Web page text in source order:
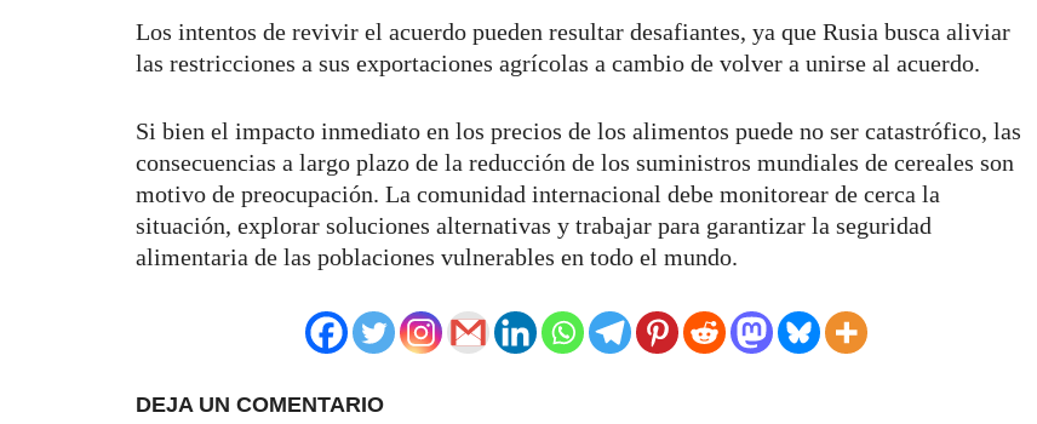
Los intentos de revivir el acuerdo pueden resultar desafiantes, ya que Rusia busca aliviar
las restricciones a sus exportaciones agrícolas a cambio de volver a unirse al acuerdo.
Si bien el impacto inmediato en los precios de los alimentos puede no ser catastrófico, las
consecuencias a largo plazo de la reducción de los suministros mundiales de cereales son
motivo de preocupación. La comunidad internacional debe monitorear de cerca la
situación, explorar soluciones alternativas y trabajar para garantizar la seguridad
alimentaria de las poblaciones vulnerables en todo el mundo.
DEJA UN COMENTARIO